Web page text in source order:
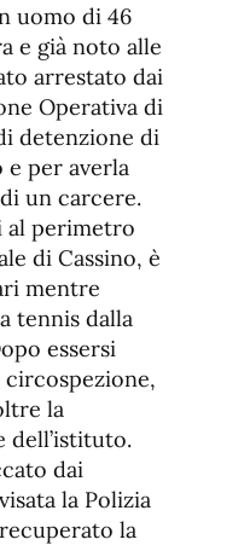
de
fuente.
uomo di 46
e già noto alle
arrestato dai
Operativa di
detenzione di
e per averla
un carcere.
al perimetro
di Cassino, è
mentre
tennis dalla
essersi
la
dell’istituto.
dai
la Polizia
la